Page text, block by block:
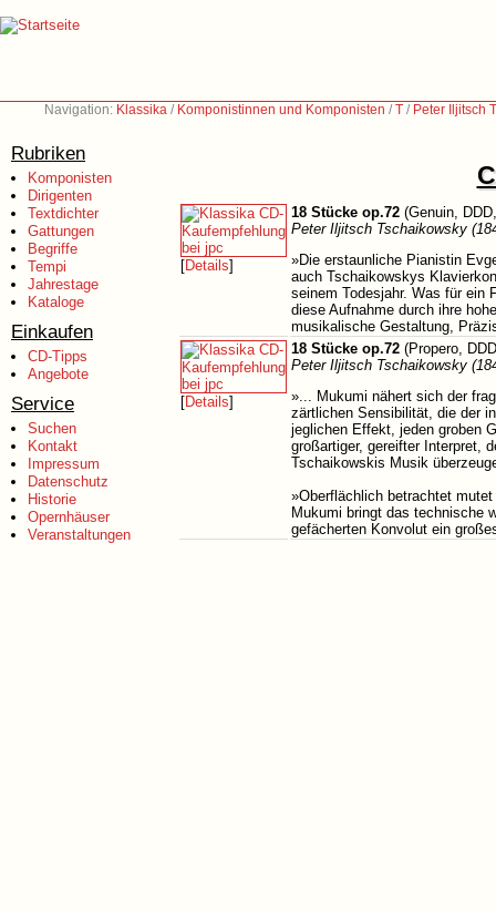
Navigation: Klassika / Komponistinnen und Komponisten /T / Peter Iljitsch
Rubriken
Komponisten
Dirigenten
Textdichter
Gattungen
Begriffe
Tempi
Jahrestage
Kataloge
Einkaufen
CD-Tipps
Angebote
Service
Suchen
Kontakt
Impressum
Datenschutz
Historie
Opernhäuser
Veranstaltungen
[Details]
18 Stücke op.72 (Genuin,
Peter Iljitsch Tschaikowsky
»Die erstaunliche Pianistin
auch Tschaikowskys
seinem Todesjahr. Was für ein
diese Aufnahme durch ihre
musikalische Gestaltung,
[Details]
18 Stücke op.72 (Propero,
Peter Iljitsch Tschaikowsky
»... Mukumi nähert sich der
zärtlichen Sensibilität, die der
jeglichen Effekt, jeden groben
großartiger, gereifter Interpret,
Tschaikowskis Musik
»Oberflächlich betrachtet
Mukumi bringt das technische
gefächerten Konvolut ein